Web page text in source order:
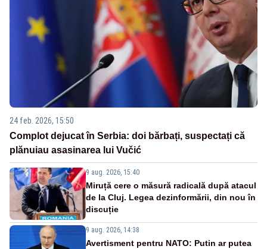
24 feb. 2026, 15:50
Complot dejucat în Serbia: doi bărbați, suspectați că
plănuiau asasinarea lui Vučić
9 aug. 2026, 15:40
Miruță cere o măsură radicală după atacul
de la Cluj. Legea dezinformării, din nou în
discuție
9 aug. 2026, 14:38
Avertisment pentru NATO: Putin ar putea